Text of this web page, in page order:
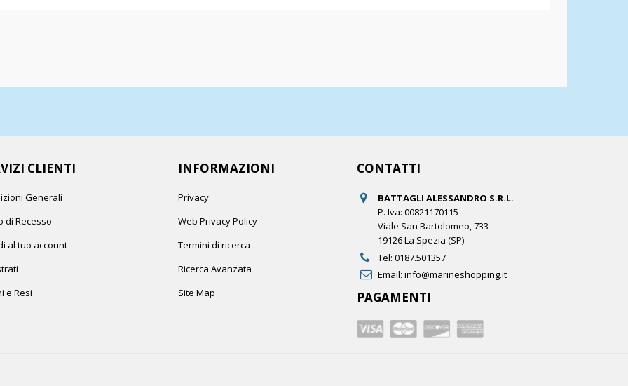
CLIENTI
Generali
di Recesso
al tuo account
e Resi
INFORMAZIONI
Privacy
Web Privacy Policy
Termini di ricerca
Ricerca Avanzata
Site Map
CONTATTI
BATTAGLI ALESSANDRO S.R.L.
P. Iva: 00821170115
Viale San Bartolomeo, 733
19126 La Spezia (SP)
Tel: 0187.501357
Email: info@marineshopping.it
PAGAMENTI